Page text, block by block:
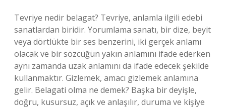
Tevriye nedir belagat? Tevriye, anlamla ilgili edebi
sanatlardan biridir. Yorumlama sanatı, bir dize, beyit
veya dörtlükte bir ses benzerini, iki gerçek anlamı
olacak ve bir sözcüğün yakın anlamını ifade ederken
aynı zamanda uzak anlamını da ifade edecek şekilde
kullanmaktır. Gizlemek, amacı gizlemek anlamına
gelir. Belagati olma ne demek? Başka bir deyişle,
doğru, kusursuz, açık ve anlaşılır, duruma ve kişiye